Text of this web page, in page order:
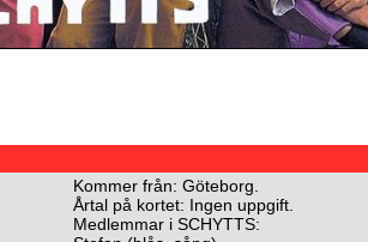
Kommer från: Göteborg.
Årtal på kortet: Ingen uppgift.
Medlemmar i SCHYTTS: